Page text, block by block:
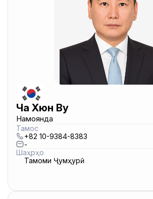
Ча Хюн Ву
Намоянда
Тамос
+82 10-9384-8383
-
Шаҳрҳо
Тамоми Ҷумҳурӣ